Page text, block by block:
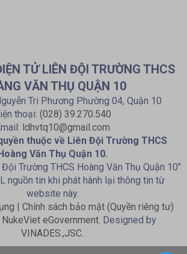
TỬ LIÊN ĐỘI TRƯỜNG THCS
VĂN THỤ QUẬN 10
Tri Phương Phường 04, Quận 10
thoại: (028) 39.270.540
ldhvtq10@gmail.com
thuộc về Liên Đội Trường THCS
Văn Thụ Quận 10.
Trường THCS Hoàng Văn Thụ Quận 10"
nguồn tin khi phát hành lại thông tin từ
website này.
| Chính sách bảo mật (Quyền riêng tư)
NukeViet eGovernment . Designed by
VINADES.,JSC